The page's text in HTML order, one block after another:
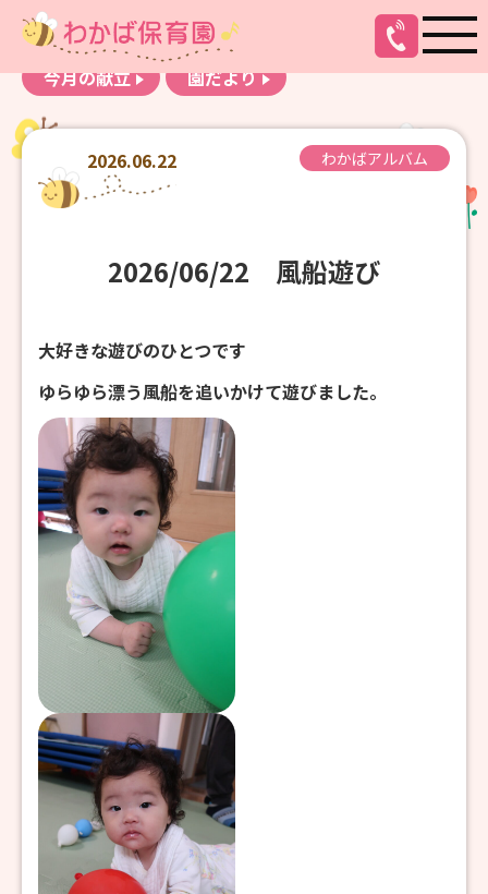
お知らせ
わかばアルバム
今月の献立
園だより
2026.06.22 わかばアルバム
2026/06/22 風船遊び
大好きな遊びのひとつです
ゆらゆら漂う風船を追いかけて遊びました。